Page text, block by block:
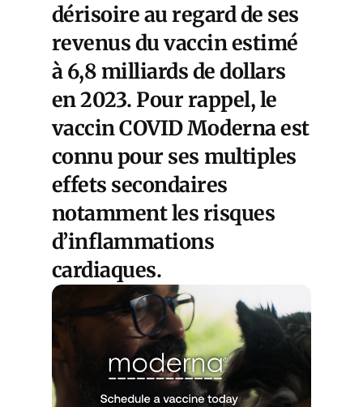
dérisoire au regard de ses
revenus du vaccin estimé
à 6,8 milliards de dollars
en 2023. Pour rappel, le
vaccin COVID Moderna est
connu pour ses multiples
effets secondaires
notammentles risques
d’inflammations
cardiaques.